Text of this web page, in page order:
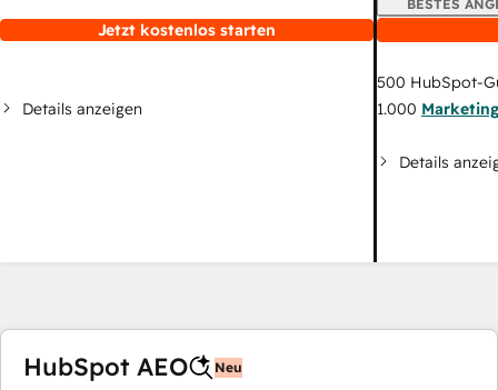
Jetzt kostenlos starten
Details anzeigen
BESTES
500 HubSpot-
1.000
Details
HubSpot AEO Neu